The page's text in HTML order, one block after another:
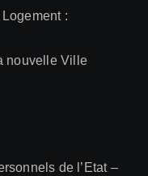
:
nouvelle Ville
de l’Etat –